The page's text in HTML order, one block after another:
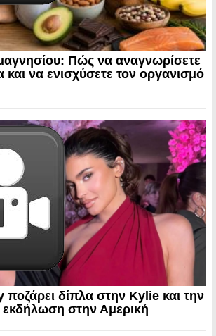
Πώς να αναγνωρίσετε
να ενισχύσετε τον οργανισμό
δίπλα στην Kylie και την
στην Αμερική